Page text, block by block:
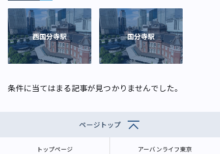
西国分寺駅 国分寺駅
条件に当てはまる記事が見つかりませんでした。
ページトップ
トップページ アーバンライフ東京